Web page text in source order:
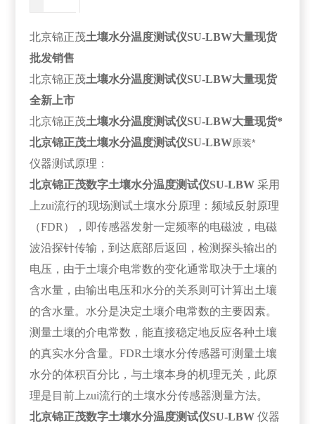
北京锦正茂土壤水分温度测试仪SU-LBW大量现货
批发销售
北京锦正茂土壤水分温度测试仪SU-LBW大量现货
全新上市
北京锦正茂土壤水分温度测试仪SU-LBW大量现货*
北京锦正茂土壤水分温度测试仪SU-LBW原装*
仪器测试原理：
北京锦正茂数字土壤水分温度测试仪SU-LBW采用
上zui流行的现场测试土壤水分原理：频域反射原理
（FDR），即传感器发射一定频率的电磁波，电磁
波沿探针传输，到达底部后返回，检测探头输出的
电压，由于土壤介电常数的变化通常取决于土壤的
含水量，由输出电压和水分的关系则可计算出土壤
的含水量。水分是决定土壤介电常数的主要因素。
测量土壤的介电常数，能直接稳定地反应各种土壤
的真实水分含量。FDR土壤水分传感器可测量土壤
水分的体积百分比，与土壤本身的机理无关，此原
理是目前上zui流行的土壤水分传感器测量方法。
北京锦正茂数字土壤水分温度测试仪SU-LBW仪器